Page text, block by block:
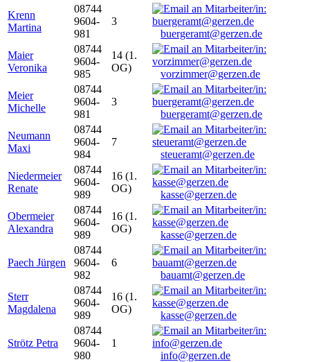
Krenn
Martina
08744
9604-
981
3
buergeramt@gerzen.de
Maier
Veronika
08744
9604-
985
14 (1.
OG)
vorzimmer@gerzen.de
Meier
Michelle
08744
9604-
981
3
buergeramt@gerzen.de
Neumann
Maxi
08744
9604-
984
7
steueramt@gerzen.de
Niedermeier
Renate
08744
9604-
989
16 (1.
OG)
kasse@gerzen.de
Obermeier
Alexandra
08744
9604-
989
16 (1.
OG)
kasse@gerzen.de
Paech Jürgen
08744
9604-
982
6
bauamt@gerzen.de
Sterr
Magdalena
08744
9604-
989
16 (1.
OG)
kasse@gerzen.de
Strötz Petra
08744
9604-
980
1
info@gerzen.de